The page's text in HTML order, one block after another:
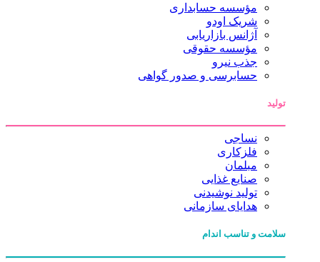
مؤسسه حسابداری
شریک اودو
آژانس بازاریابی
مؤسسه حقوقی
جذب نیرو
حسابرسی و صدور گواهی
تولید
نساجی
فلزکاری
مبلمان
صنایع غذایی
تولید نوشیدنی
هدایای سازمانی
سلامت و تناسب اندام